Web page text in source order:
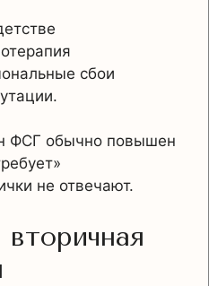
сбои
ФСГ обычно повышен
не отвечают.